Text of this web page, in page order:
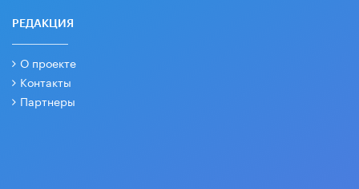
РЕДАКЦИЯ
О проекте
Контакты
Партнеры